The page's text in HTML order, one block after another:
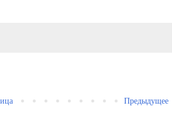
Предыдущее